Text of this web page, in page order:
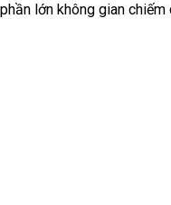
lớn không gian